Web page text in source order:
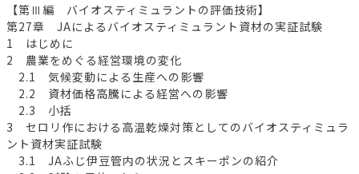
【第Ⅲ編 バイオスティミュラントの評価技術】
第27章 JAによるバイオスティミュラント資材の実証試験
1 はじめに
2 農業をめぐる経営環境の変化
2.1 気候変動による生産への影響
2.2 資材価格高騰による経営への影響
2.3 小括
3 セロリ作における高温乾燥対策としてのバイオスティミュラ
ント資材実証試験
3.1 JAふじ伊豆管内の状況とスキーポンの紹介